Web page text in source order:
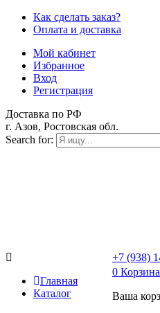
Как сделать заказ?
Оплата и доставка
Мой кабинет
Избранное
Вход
Регистрация
Доставка по РФ
г. Азов, Ростовская обл.
Search for:
+7 (938)
0
Ваша
Главная
Каталог